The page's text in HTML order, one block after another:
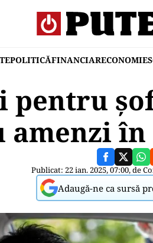
POLITICĂFINANCIARECONOMIE
pentru
amenzi
Publicat: 22 ian. 2025, 07:00, de
Adaugă-ne ca sursă